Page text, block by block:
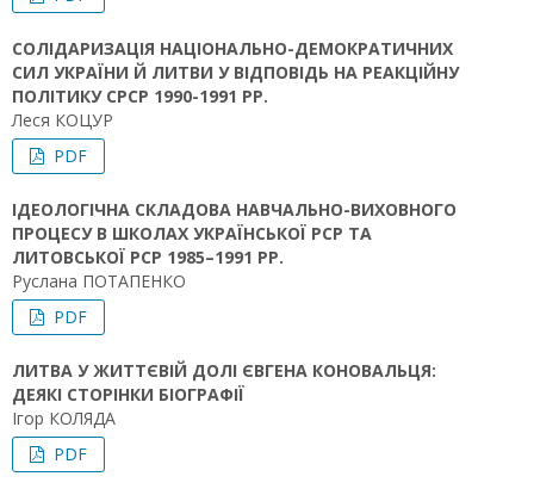
СОЛІДАРИЗАЦІЯ НАЦІОНАЛЬНО-ДЕМОКРАТИЧНИХ
СИЛ УКРАЇНИ Й ЛИТВИ У ВІДПОВІДЬ НА РЕАКЦІЙНУ
ПОЛІТИКУ СРСР 1990-1991 РР.
Леся КОЦУР
PDF
ІДЕОЛОГІЧНА СКЛАДОВА НАВЧАЛЬНО-ВИХОВНОГО
ПРОЦЕСУ В ШКОЛАХ УКРАЇНСЬКОЇ РСР ТА
ЛИТОВСЬКОЇ РСР 1985–1991 РР.
Руслана ПОТАПЕНКО
PDF
ЛИТВА У ЖИТТЄВІЙ ДОЛІ ЄВГЕНА КОНОВАЛЬЦЯ:
ДЕЯКІ СТОРІНКИ БІОГРАФІЇ
Ігор КОЛЯДА
PDF